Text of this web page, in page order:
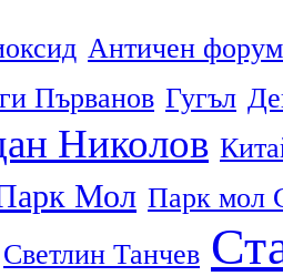
Античен форум
Първанов Гугъл
Николов
Мол Парк мол
Светлин Танчев